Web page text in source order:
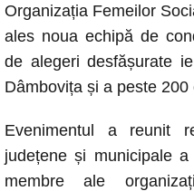
c
e
b
o
k
at
s
A
p
ss
e
n
er
p
y
Li
k
Organizația Femeilor
ales noua echipă de
de alegeri desfășurate
Dâmbovița și a peste 200
Evenimentul a reunit
județene și municipale
membre ale